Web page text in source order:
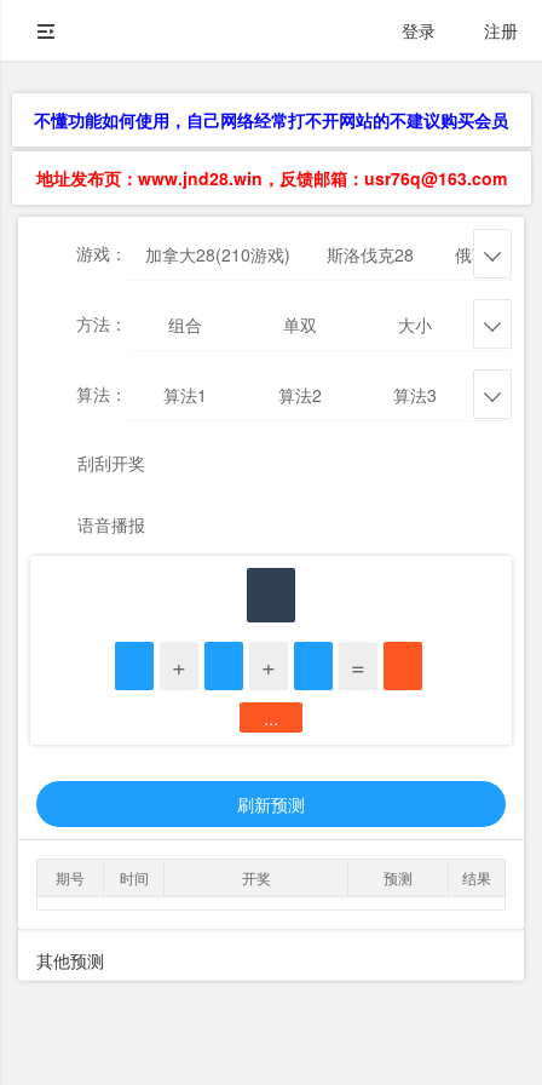
登录 注册
不懂功能如何使用，自己网络经常打不开网站的不建议购买会员
地址发布页：www.jnd28.win，反馈邮箱：usr76q@163.com
游戏： 加拿大28(210游戏) 斯洛伐克28 俄勒冈28

方法： 组合 单双 大小 
算法： 算法1 算法2 算法3 
刮刮开奖
语音播报
+ + =
...
刷新预测
期号 时间 开奖 预测 结果
其他预测